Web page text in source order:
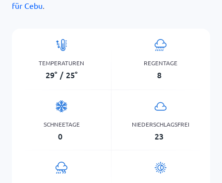
für Cebu.
TEMPERATUREN
29° / 25°
REGENTAGE
8
SCHNEETAGE
0
NIEDERSCHLAGSFREI
23